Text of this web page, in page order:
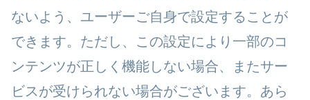
ないよう、ユーザーご自身で設定することが
できます。ただし、この設定により一部のコ
ンテンツが正しく機能しない場合、またサー
ビスが受けられない場合がございます。あら